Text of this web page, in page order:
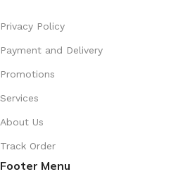
Privacy Policy
Payment and Delivery
Promotions
Services
About Us
Track Order
Footer Menu